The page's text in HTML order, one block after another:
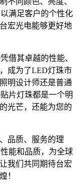
满足客户的个性化
宏光电能够更好地
借其卓越的性能、
成为了LED灯珠市
明设计师还是普通
片灯珠都是一个明
光芒，还能为您的
品质、服务的理
能和品质，为全球
我们共同期待台宏
！